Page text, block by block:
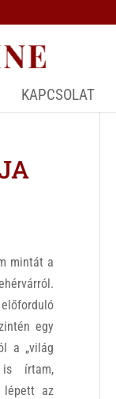
KAPCSOLAT
mintát a
egy
a „világ
is írtam,
lépett az